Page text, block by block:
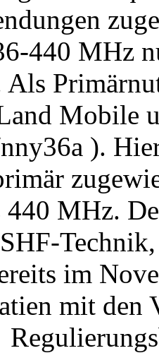
440 MHz
Als
Mobile
).
MHz.
im
mit den